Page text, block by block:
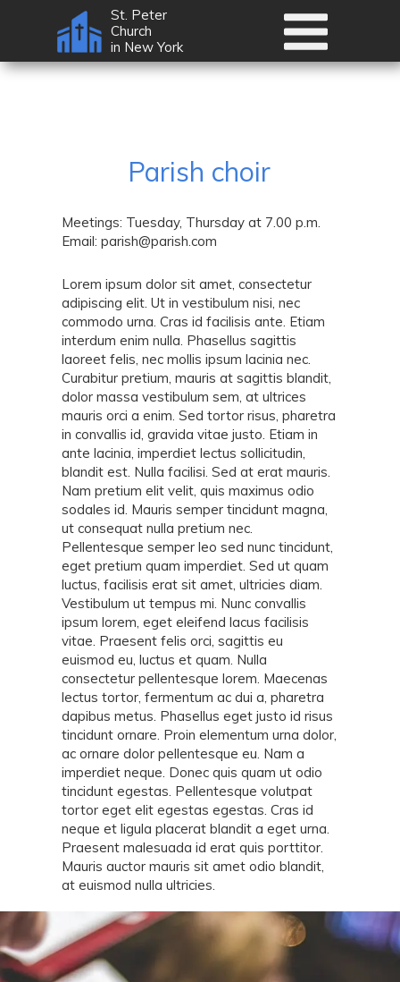
St. Peter
Church
in New York
Parish choir
Meetings: Tuesday, Thursday at 7.00 p.m.
Email: parish@parish.com
Lorem ipsum dolor sit amet, consectetur
adipiscing elit. Ut in vestibulum nisi, nec
commodo urna. Cras id facilisis ante. Etiam
interdum enim nulla. Phasellus sagittis
laoreet felis, nec mollis ipsum lacinia nec.
Curabitur pretium, mauris at sagittis blandit,
dolor massa vestibulum sem, at ultrices
mauris orci a enim. Sed tortor risus, pharetra
in convallis id, gravida vitae justo. Etiam in
ante lacinia, imperdiet lectus sollicitudin,
blandit est. Nulla facilisi. Sed at erat mauris.
Nam pretium elit velit, quis maximus odio
sodales id. Mauris semper tincidunt magna,
ut consequat nulla pretium nec.
Pellentesque semper leo sed nunc tincidunt,
eget pretium quam imperdiet. Sed ut quam
luctus, facilisis erat sit amet, ultricies diam.
Vestibulum ut tempus mi. Nunc convallis
ipsum lorem, eget eleifend lacus facilisis
vitae. Praesent felis orci, sagittis eu
euismod eu, luctus et quam. Nulla
consectetur pellentesque lorem. Maecenas
lectus tortor, fermentum ac dui a, pharetra
dapibus metus. Phasellus eget justo id risus
tincidunt ornare. Proin elementum urna dolor,
ac ornare dolor pellentesque eu. Nam a
imperdiet neque. Donec quis quam ut odio
tincidunt egestas. Pellentesque volutpat
tortor eget elit egestas egestas. Cras id
neque et ligula placerat blandit a eget urna.
Praesent malesuada id erat quis porttitor.
Mauris auctor mauris sit amet odio blandit,
at euismod nulla ultricies.